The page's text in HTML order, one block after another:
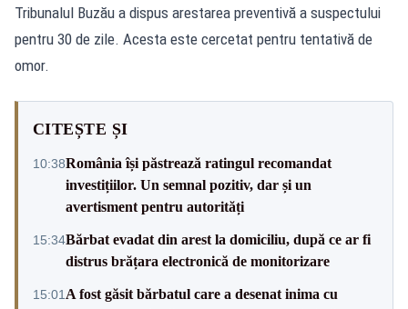
Tribunalul Buzău a dispus arestarea preventivă a suspectului
pentru 30 de zile. Acesta este cercetat pentru tentativă de
omor.
CITEȘTE ȘI
10:38România își păstrează ratingul recomandat
investițiilor. Un semnal pozitiv, dar și un
avertisment pentru autorități
15:34Bărbat evadat din arest la domiciliu, după ce ar fi
distrus brățara electronică de monitorizare
15:01 A fost găsit bărbatul care a desenat inima cu